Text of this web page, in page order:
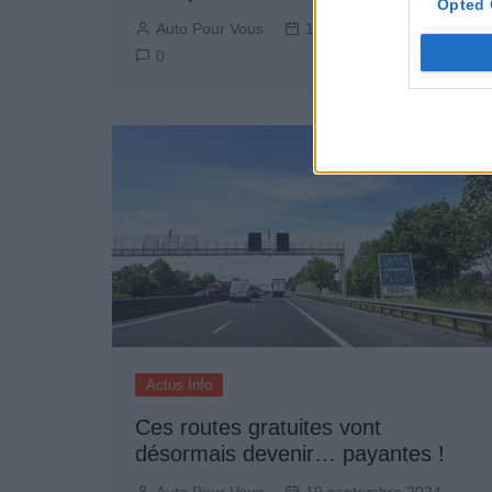
Opted
Auto Pour Vous
19 septembre 2024
0
Actus Info
Ces routes gratuites vont
désormais devenir… payantes !